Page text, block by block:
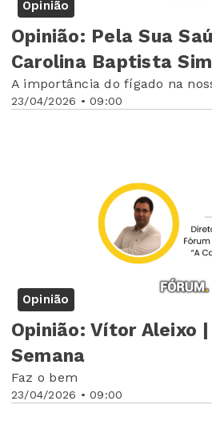
Opinião
23/04/2026 • 09:00
Opinião: Pela Sua Saúde |
Carolina Baptista
A importância do fígado na
Opinião
23/04/2026 • 09:00
Opinião: Vítor Aleixo
Semana
Faz o bem